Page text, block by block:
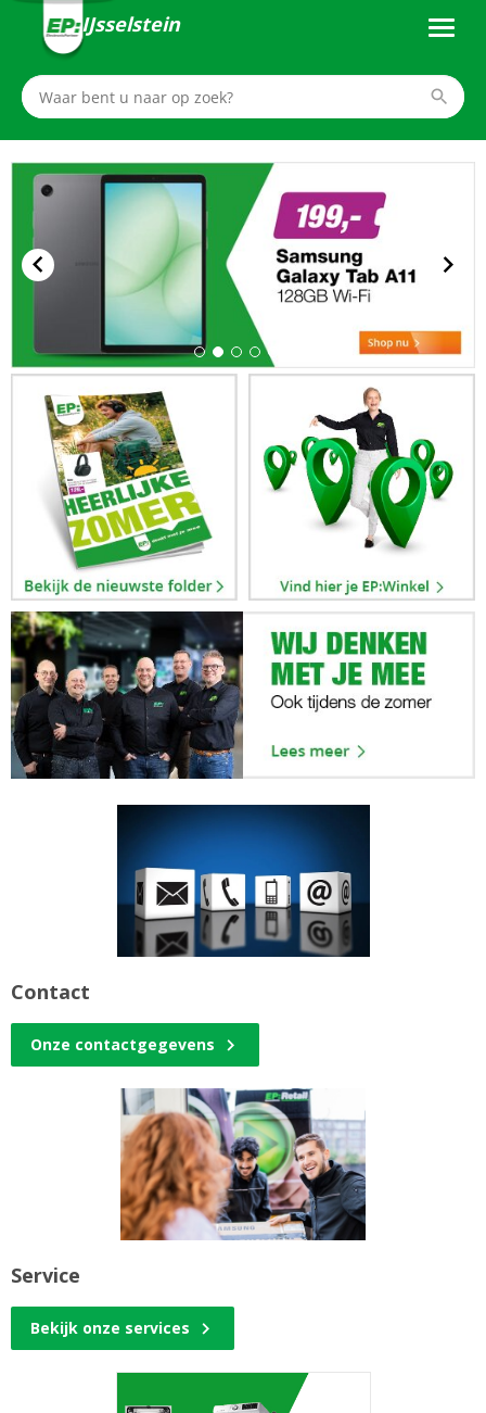
IJsselstein
Contact
Onze contactgegevens
Service
Bekijk onze services